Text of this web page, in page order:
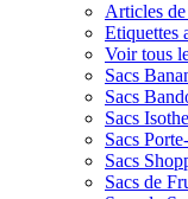
Articles
Etiquettes
Voir tous
Sacs
Sacs
Sacs
Sacs
Sacs
Sacs de